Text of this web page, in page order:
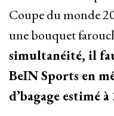
Coupe du monde
une bouquet
simultanéité, il
BeIN Sports en
d’bagage estimé à